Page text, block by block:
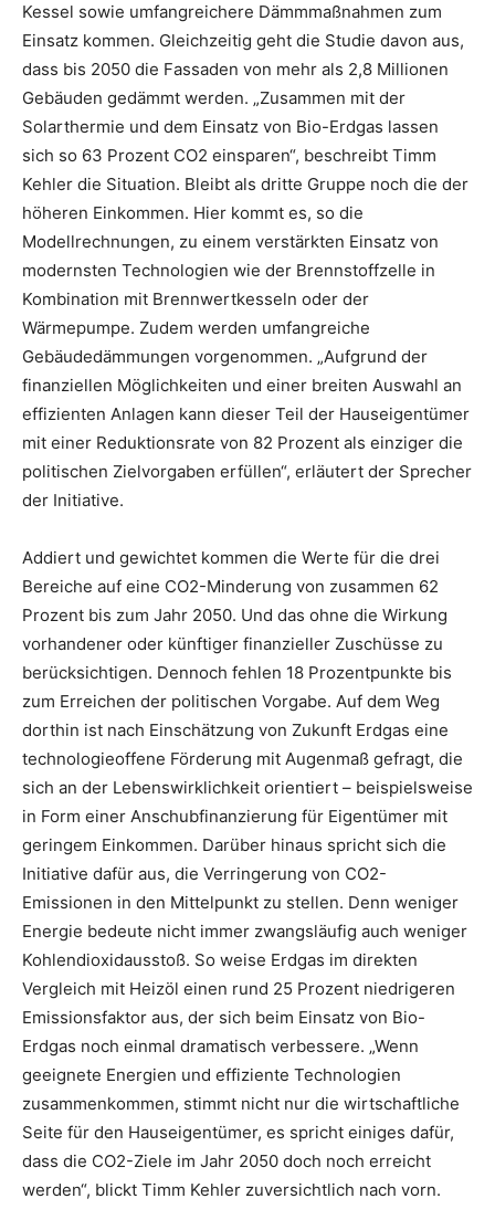
Kessel sowie umfangreichere Dämmmaßnahmen zum
Einsatz kommen. Gleichzeitig geht die Studie davon aus,
dass bis 2050 die Fassaden von mehr als 2,8 Millionen
Gebäuden gedämmt werden. „Zusammen mit der
Solarthermie und dem Einsatz von Bio-Erdgas lassen
sich so 63 Prozent CO2 einsparen“, beschreibt Timm
Kehler die Situation. Bleibt als dritte Gruppe noch die der
höheren Einkommen. Hier kommt es, so die
Modellrechnungen, zu einem verstärkten Einsatz von
modernsten Technologien wie der Brennstoffzelle in
Kombination mit Brennwertkesseln oder der
Wärmepumpe. Zudem werden umfangreiche
Gebäudedämmungen vorgenommen. „Aufgrund der
finanziellen Möglichkeiten und einer breiten Auswahl an
effizienten Anlagen kann dieser Teil der Hauseigentümer
mit einer Reduktionsrate von 82 Prozent als einziger die
politischen Zielvorgaben erfüllen“, erläutert der Sprecher
der Initiative.
Addiert und gewichtet kommen die Werte für die drei
Bereiche auf eine CO2-Minderung von zusammen 62
Prozent bis zum Jahr 2050. Und das ohne die Wirkung
vorhandener oder künftiger finanzieller Zuschüsse zu
berücksichtigen. Dennoch fehlen 18 Prozentpunkte bis
zum Erreichen der politischen Vorgabe. Auf dem Weg
dorthin ist nach Einschätzung von Zukunft Erdgas eine
technologieoffene Förderung mit Augenmaß gefragt, die
sich an der Lebenswirklichkeit orientiert – beispielsweise
in Form einer Anschubfinanzierung für Eigentümer mit
geringem Einkommen. Darüber hinaus spricht sich die
Initiative dafür aus, die Verringerung von CO2-
Emissionen in den Mittelpunkt zu stellen. Denn weniger
Energie bedeute nicht immer zwangsläufig auch weniger
Kohlendioxidausstoß. So weise Erdgas im direkten
Vergleich mit Heizöl einen rund 25 Prozent niedrigeren
Emissionsfaktor aus, der sich beim Einsatz von Bio-
Erdgas noch einmal dramatisch verbessere. „Wenn
geeignete Energien und effiziente Technologien
zusammenkommen, stimmt nicht nur die wirtschaftliche
Seite für den Hauseigentümer, es spricht einiges dafür,
dass die CO2-Ziele im Jahr 2050 doch noch erreicht
werden“, blickt Timm Kehler zuversichtlich nach vorn.